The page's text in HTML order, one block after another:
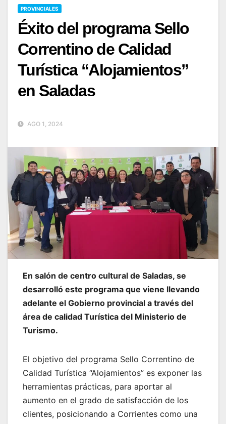
PROVINCIALES
Éxito del programa Sello
Correntino de Calidad
Turística “Alojamientos”
en Saladas
AGO 1, 2024
En salón de centro cultural de Saladas, se
desarrolló este programa que viene llevando
adelante el Gobierno provincial a través del
área de calidad Turística del Ministerio de
Turismo.
El objetivo del programa Sello Correntino de
Calidad Turística “Alojamientos” es exponer las
herramientas prácticas, para aportar al
aumento en el grado de satisfacción de los
clientes, posicionando a Corrientes como una